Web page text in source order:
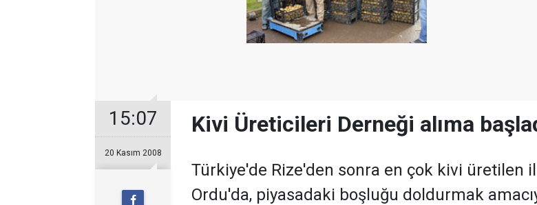
15:07
20 Kasım 2008
Kivi Üreticileri Derneği alıma
Türkiye'de Rize'den sonra en çok kivi üretilen
Ordu'da, piyasadaki boşluğu doldurmak